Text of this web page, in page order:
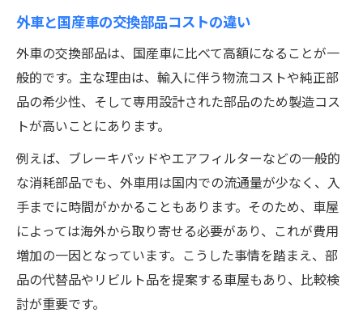
外車と国産車の交換部品コストの違い
外車の交換部品は、国産車に比べて高額になることが一
般的です。主な理由は、輸入に伴う物流コストや純正部
品の希少性、そして専用設計された部品のため製造コス
トが高いことにあります。
例えば、ブレーキパッドやエアフィルターなどの一般的
な消耗部品でも、外車用は国内での流通量が少なく、入
手までに時間がかかることもあります。そのため、車屋
によっては海外から取り寄せる必要があり、これが費用
増加の一因となっています。こうした事情を踏まえ、部
品の代替品やリビルト品を提案する車屋もあり、比較検
討が重要です。